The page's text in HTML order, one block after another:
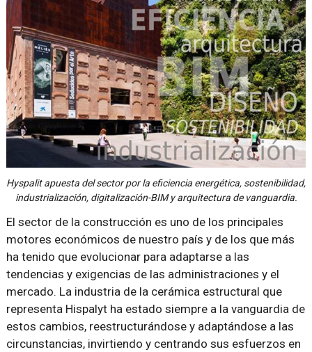
Hyspalit apuesta del sector por la eficiencia energética, sostenibilidad,
industrialización, digitalización-BIM y arquitectura de vanguardia.
El sector de la construcción es uno de los principales
motores económicos de nuestro país y de los que más
ha tenido que evolucionar para adaptarse a las
tendencias y exigencias de las administraciones y el
mercado. La industria de la cerámica estructural que
representa Hispalyt ha estado siempre a la vanguardia de
estos cambios, reestructurándose y adaptándose a las
circunstancias, invirtiendo y centrando sus esfuerzos en